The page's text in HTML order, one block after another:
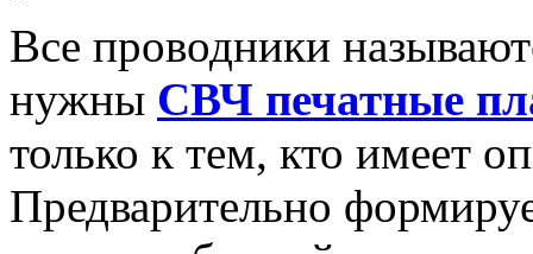
Все проводники
нужны СВЧ печатные
только к тем, кто имеет
Предварительно